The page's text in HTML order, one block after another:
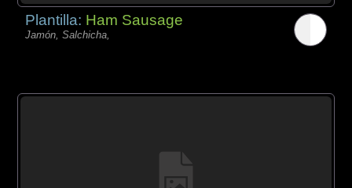
Plantilla: Ham Sausage
Jamón, Salchicha,